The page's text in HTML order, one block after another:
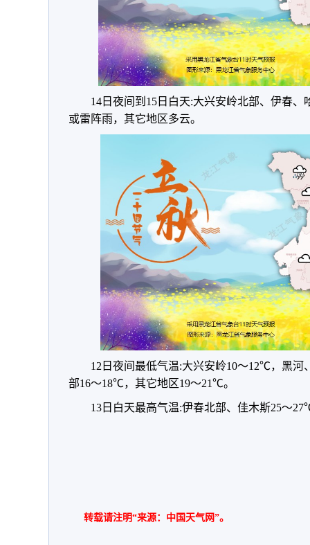
14日夜间到15日白天:大兴安岭北部、伊春
或雷阵雨，其它地区多云。
12日夜间最低气温:大兴安岭10～12℃，黑河
部16～18℃，其它地区19～21℃。
13日白天最高气温:伊春北部、佳木斯25～
转载请注明“来源：中国天气网”。